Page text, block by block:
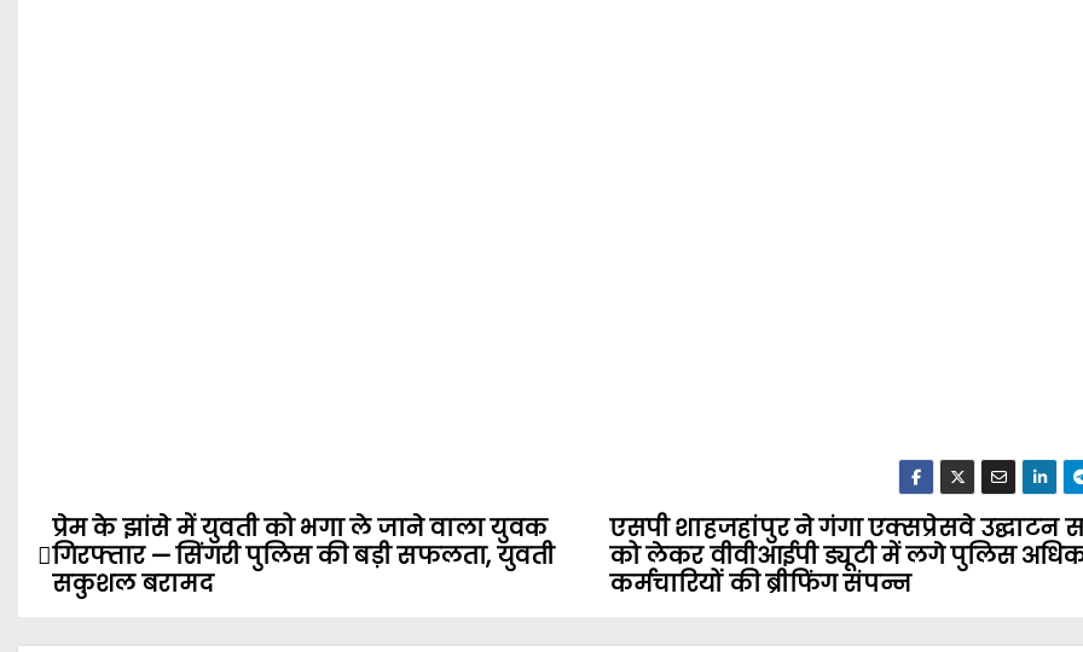
P
o
s
एसपी शाहजहांपुर ने गंगा एक्सप्रेसवे उद्घाटन
को लेकर वीवीआईपी ड्यूटी में लगे पुलिस
कर्मचारियों की ब्रीफिंग संपन्न
प्रेम के झांसे में युवती को भगा ले जाने वाला युवक
गिरफ्तार — सिंगरी पुलिस की बड़ी सफलता, युवती
सकुशल बरामद